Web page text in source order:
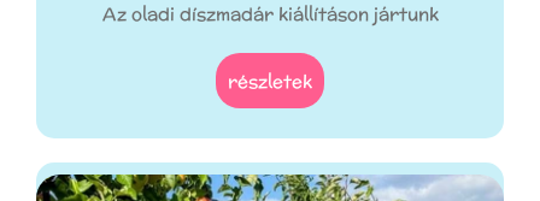
Az oladi díszmadár kiállításon jártunk
részletek